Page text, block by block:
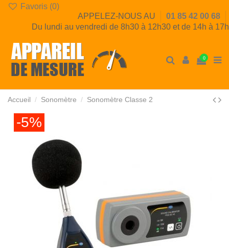
Favoris (0)
APPELEZ-NOUS AU
01 85 42 00 68
Du lundi au vendredi de 8h30 à 12h30 et de 14h à 17h
0
Accueil Sonomètre Sonomètre Classe 2
-5%